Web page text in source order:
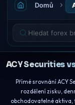
Domů
ACY Securities
Přímé srovnání ACY
rozdělení zisku,
obchodovatelné aktiva,